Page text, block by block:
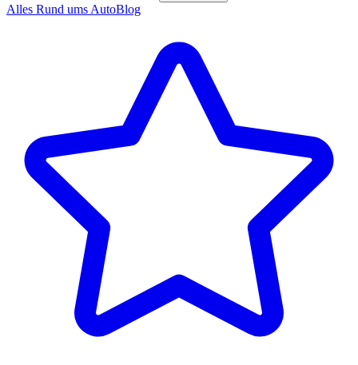
Alles Rund ums AutoBlog